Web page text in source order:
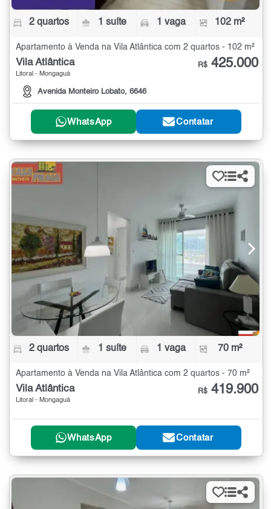
2 quartos 1 suíte 1 vaga 102 m²
Apartamento à Venda na Vila Atlântica com 2 quartos - 102 m²
Vila Atlântica
Litoral - Mongaguá
Avenida Monteiro Lobato, 6646
R$ 425.000
WhatsApp Contatar
2 quartos 1 suíte 1 vaga 70 m²
Apartamento à Venda na Vila Atlântica com 2 quartos - 70 m²
Vila Atlântica
Litoral - Mongaguá
R$ 419.900
WhatsApp Contatar